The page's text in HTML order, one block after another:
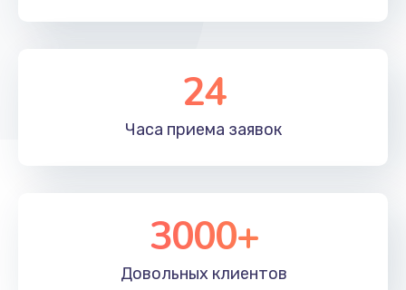
24
Часа приема заявок
3000+
Довольных клиентов